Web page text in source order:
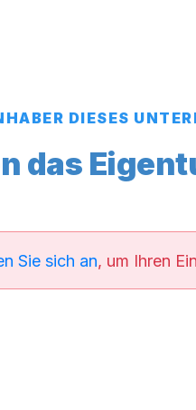
DIESES
das
Sie sich an, um Ihren